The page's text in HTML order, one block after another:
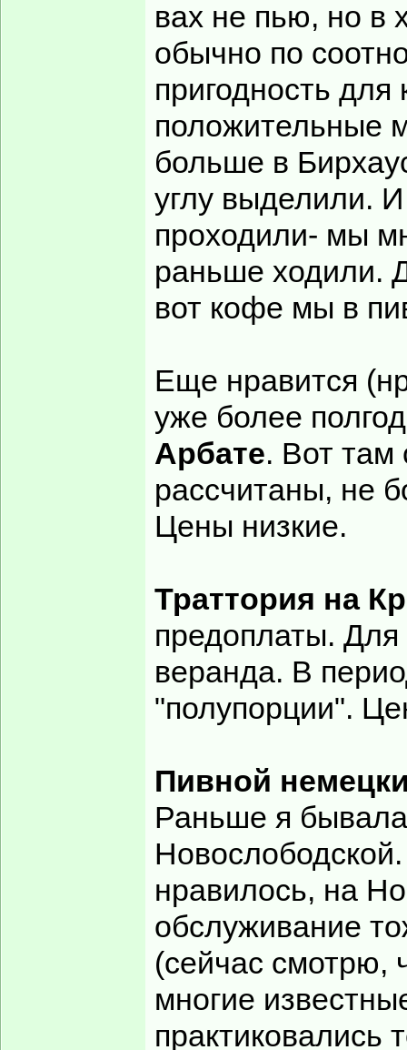
вах не пью, но в
обычно по
пригодность
положительные
больше в
углу выделили.
проходили- мы
раньше ходили.
вот кофе мы в
Еще нравится
уже более
Арбате. Вот там
рассчитаны, не
Цены низкие.
Траттория на
предоплаты.
веранда. В
"полупорции".
Пивной
Раньше я
нравилось, на
обслуживание
(сейчас смотрю,
многие
практиковались